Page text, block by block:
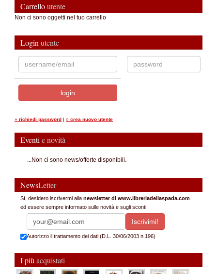
Carrelloutente
Non ci sono oggetti nel tuo carrello
Login utente
» richiedi password | » crea nuovo utente
Eventi e novità
...Non ci sono news/offerte disponibili.
NewsLetter
Sì, desidero iscrivermi alla newsletter di www.libreriadellaspada.com
ed essere sempre informato sulle novità e sugli sconti.
Autorizzo il trattamento dei dati (D.L. 30/06/2003 n.196)
I più acquistati